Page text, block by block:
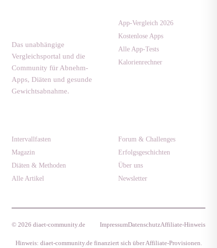
Das unabhängige
Vergleichsportal und die
Community für Abnehm-
Apps, Diäten und gesunde
Gewichtsabnahme.
App-Vergleich 2026
Kostenlose Apps
Alle App-Tests
Kalorienrechner
Intervallfasten
Magazin
Diäten & Methoden
Alle Artikel
Forum & Challenges
Erfolgsgeschichten
Über uns
Newsletter
© 2026 diaet-community.de ImpressumDatenschutzAffiliate-Hinweis
Hinweis: diaet-community.de finanziert sich über Affiliate-Provisionen.